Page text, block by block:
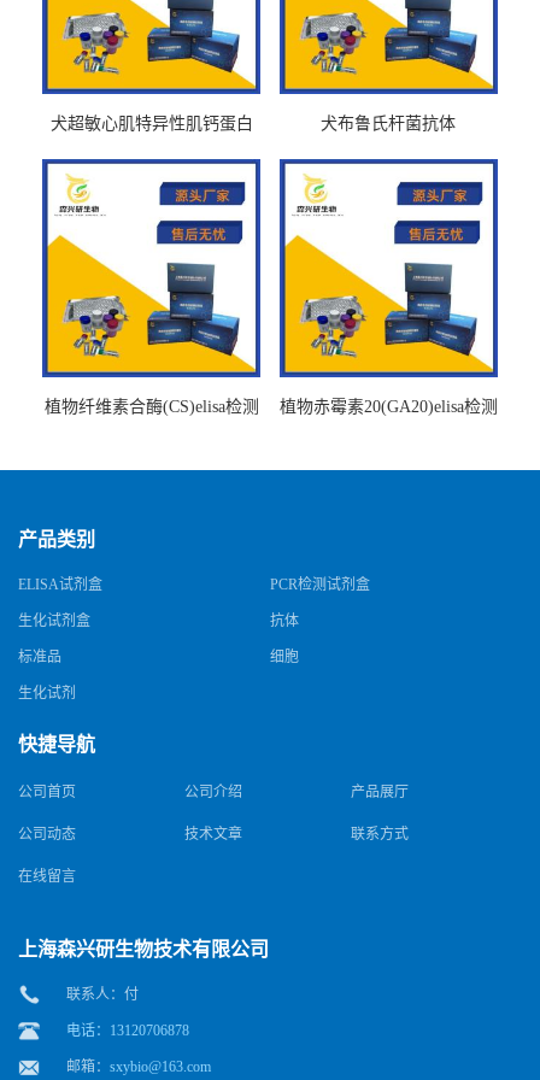
犬超敏心肌特异性肌钙蛋白
犬布鲁氏杆菌抗体
植物纤维素合酶(CS)elisa检测
植物赤霉素20(GA20)elisa检测
产品类别
ELISA试剂盒 PCR检测试剂盒
生化试剂盒 抗体
标准品 细胞
生化试剂
快捷导航
公司首页 公司介绍 产品展厅
公司动态 技术文章 联系方式
在线留言
上海森兴研生物技术有限公司
联系人：付
电话：13120706878
邮箱： sxybio@163.com